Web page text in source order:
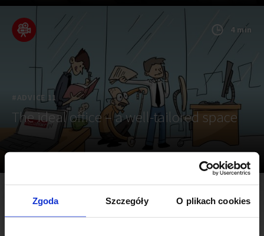
Zgoda Szczegóły O plikach cookies
#ADVICE 11
The ideal office – a well-tailored space
4 min
4 min